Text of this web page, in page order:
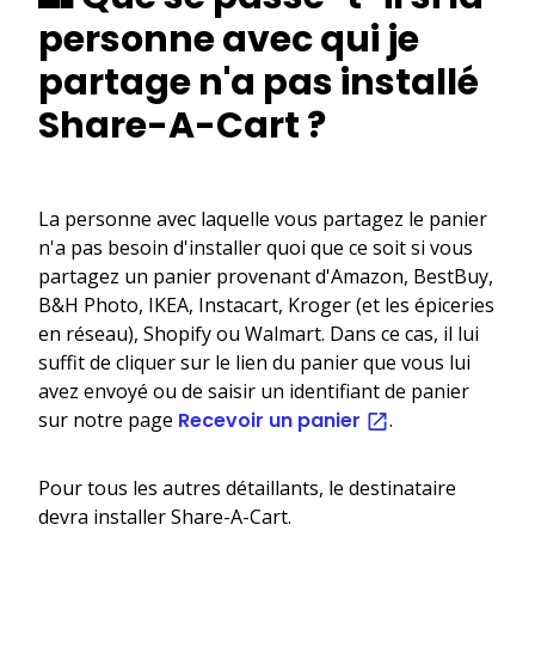
personne avec qui je
partage n'a pas installé
Share-A-Cart ?
La personne avec laquelle vous partagez le panier
n'a pas besoin d'installer quoi que ce soit si vous
partagez un panier provenant d'Amazon, BestBuy,
B&H Photo, IKEA, Instacart, Kroger (et les épiceries
en réseau), Shopify ou Walmart. Dans ce cas, il lui
suffit de cliquer sur le lien du panier que vous lui
avez envoyé ou de saisir un identifiant de panier
sur notre page Recevoir un panier .
Pour tous les autres détaillants, le destinataire
devra installer Share-A-Cart.